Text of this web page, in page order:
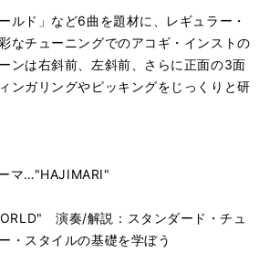
ルド」など6曲を題材に、レギュラー・
なチューニングでのアコギ・インストの
ンは右斜前、左斜前、さらに正面の3面
ンガリングやピッキングをじっくりと研
マ…"HAJIMARI"
演奏/解説：スタンダード・チュ
・スタイルの基礎を学ぼう